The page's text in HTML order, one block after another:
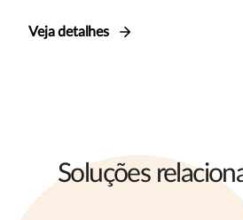
Veja detalhes
Soluções